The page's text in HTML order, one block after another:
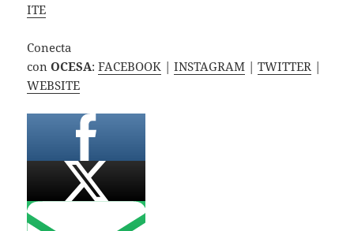
ITE
Conecta
conOCESA:FACEBOOK |INSTAGRAM |TWITTER |
WEBSITE